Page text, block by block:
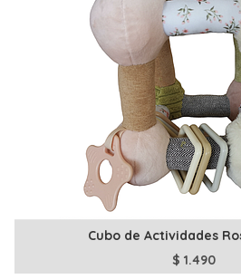
Cubo de Actividades
$ 1.490